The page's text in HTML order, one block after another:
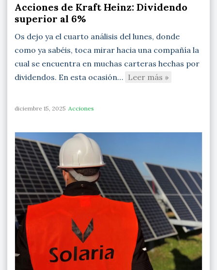
Acciones de Kraft Heinz: Dividendo
superior al 6%
Os dejo ya el cuarto análisis del lunes, donde
como ya sabéis, toca mirar hacia una compañía la
cual se encuentra en muchas carteras hechas por
dividendos. En esta ocasión… Leer más »
diciembre 15, 2025 Acciones